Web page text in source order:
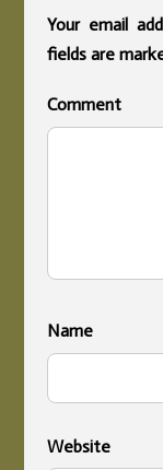
Your email
fields are
Website